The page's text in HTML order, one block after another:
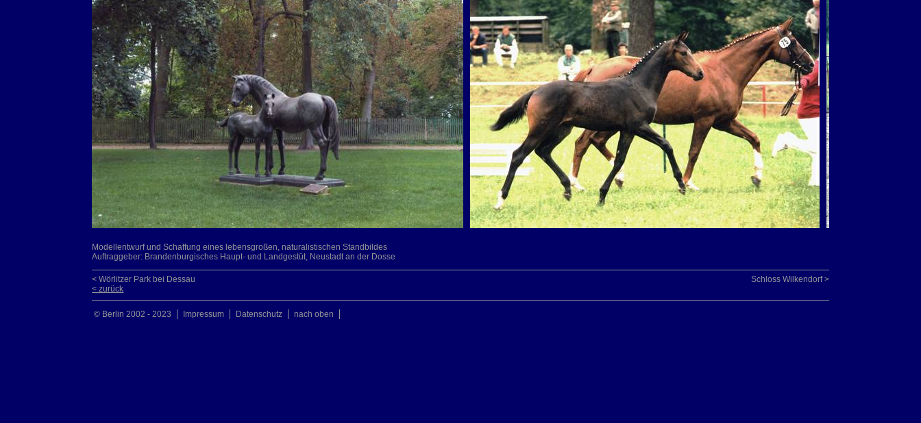
Modellentwurf und Schaffung eines lebensgroßen, naturalistischen Standbildes
Auftraggeber: Brandenburgisches Haupt- und Landgestüt, Neustadt an der Dosse
Schloss Wilkendorf >
< Wörlitzer Park bei Dessau
< zurück
© Berlin 2002 - 2023 Impressum Datenschutz nach oben